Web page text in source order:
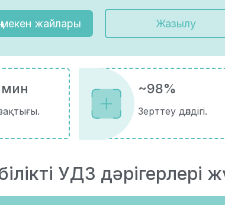
мекен жайлары Жазылу
~98%
Зерттеу дәлдігі.
УДЗ дәрігерлері